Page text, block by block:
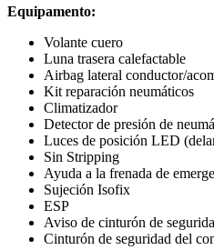
Equipamento:
Volante cuero
Luna trasera calefactable
Airbag lateral conductor/
Kit reparación neumáticos
Climatizador
Detector de presión de
Luces de posición LED
Sin Stripping
Ayuda a la frenada de
Sujeción Isofix
ESP
Aviso de cinturón de
Cinturón de seguridad del